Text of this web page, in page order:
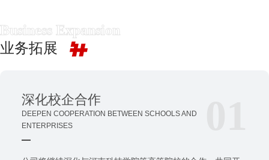
业务拓展
深化校企合作
DEEPEN COOPERATION BETWEEN SCHOOLS AND
ENTERPRISES